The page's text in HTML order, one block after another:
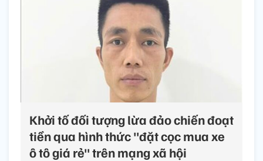
Khởi tố đối tượng lừa đảo chiến đoạt
tiền qua hình thức "đặt cọc mua xe
ô tô giá rẻ" trên mạng xã hội